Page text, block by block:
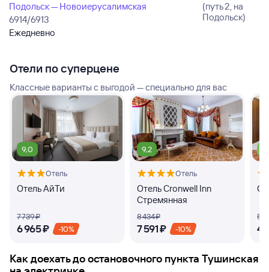
Подольск — Новоиерусалимская
6914/6913
Ежедневно
(путь 2, на
Подольск)
Отели по суперцене
Классные варианты с выгодой — специально для вас
9,0
Отель
Отель АйТи
7 ⁠739 ⁠₽
6 ⁠965 ⁠₽ -10%
9,2
Отель
Отель Cronwell Inn
Стремянная
8 ⁠434 ⁠₽
7 ⁠591 ⁠₽ -10%
5
4
Как доехать доостановочного пункта Тушинская